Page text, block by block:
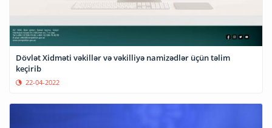
Dövlət Xidməti vəkillər və vəkilliyə namizədlər üçün təlim
keçirib
22-04-2022